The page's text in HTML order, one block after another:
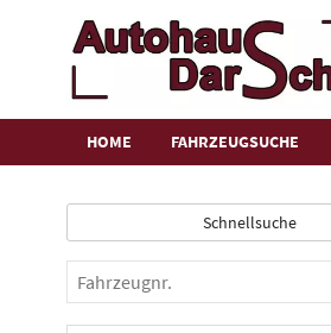
HOME FAHRZEUGSUCHE
Schnellsuche
Fahrzeugnr.